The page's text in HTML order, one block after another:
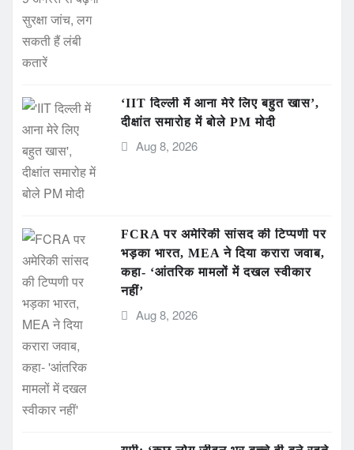
‘IIT दिल्ली में आना मेरे लिए बहुत खास’,
दीक्षांत समारोह में बोले PM मोदी
Aug 8, 2026
FCRA पर अमेरिकी सांसद की टिप्पणी पर
भड़का भारत, MEA ने दिया करारा जवाब,
कहा- ‘आंतरिक मामलों में दखल स्वीकार
नहीं’
Aug 8, 2026